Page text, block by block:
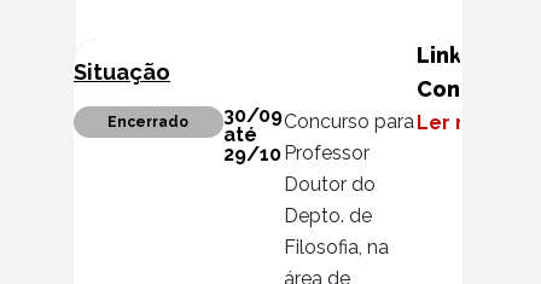
Situação
Link para
Conteúdo
Encerrado
30/09
até
29/10
Concurso para
Professor
Doutor do
Depto. de
Filosofia, na
área de
Ler mais